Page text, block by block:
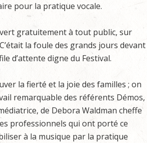
pour la pratique vocale.
gratuitement à tout public, sur
la foule des grands jours devant
d’attente digne du Festival.
la fierté et la joie des familles ; on
remarquable des référents Démos,
de Debora Waldman cheffe
professionnels qui ont porté ce
à la musique par la pratique